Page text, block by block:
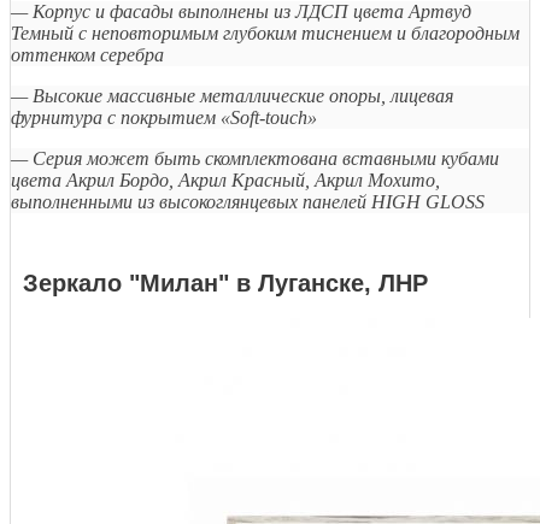
— Корпус и фасады выполнены из ЛДСП цвета Артвуд
Темный с неповторимым глубоким тиснением и благородным
оттенком серебра
— Высокие массивные металлические опоры, лицевая
фурнитура с покрытием «Soft-touch»
— Серия может быть скомплектована вставными кубами
цвета Акрил Бордо, Акрил Красный, Акрил Мохито,
выполненными из высокоглянцевых панелей HIGH GLOSS
Зеркало "Милан" в Луганске, ЛНР